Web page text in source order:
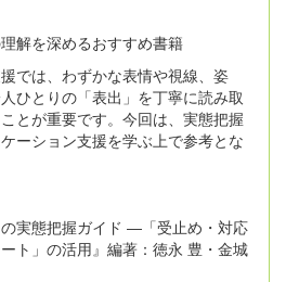
解を深めるおすすめ書籍
では、わずかな表情や視線、姿
ひとりの「表出」を丁寧に読み取
とが重要です。今回は、実態把握
ーション支援を学ぶ上で参考とな
の実態把握ガイド ―「受止め・対応
ト」の活用』編著：徳永 豊・金城